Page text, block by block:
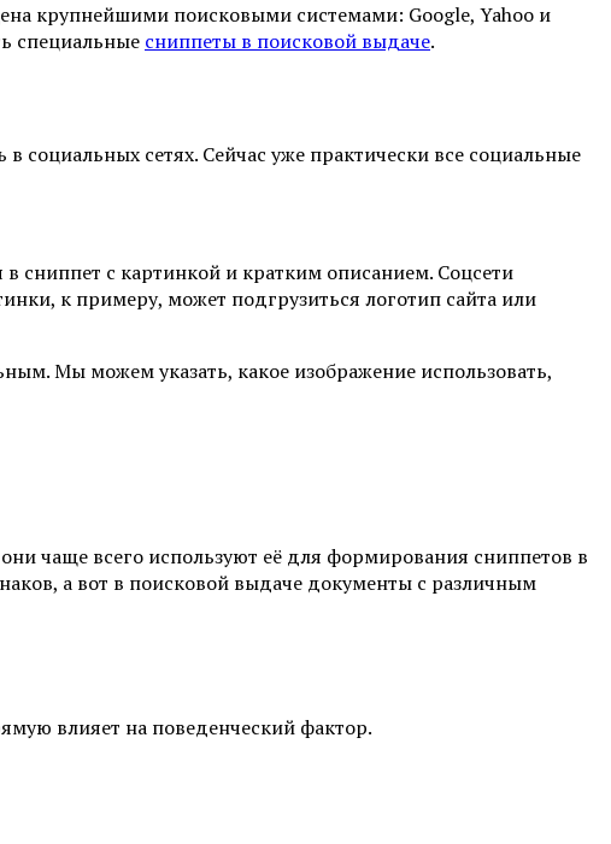
крупнейшими поисковыми системами: Google, Yahoo и
специальные сниппеты в поисковой выдаче.
социальных сетях. Сейчас уже практически все социальные
сниппет с картинкой и кратким описанием. Соцсети
к примеру, может подгрузиться логотип сайта или
Мы можем указать, какое изображение использовать,
чаще всего используют её для формирования сниппетов в
а вот в поисковой выдаче документы с различным
влияет на поведенческий фактор.